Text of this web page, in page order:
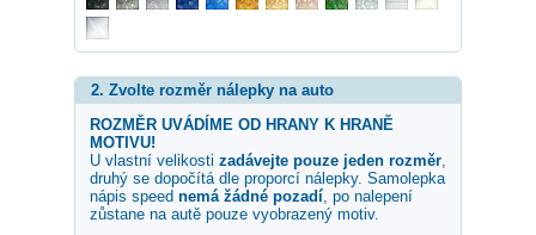
2. Zvolte rozměr nálepky na auto
ROZMĚR UVÁDÍME OD HRANY K HRANĚ
MOTIVU!
U vlastní velikosti zadávejte pouze jeden rozměr,
druhý se dopočítá dle proporcí nálepky. Samolepka
nápis speed nemá žádné pozadí, po nalepení
zůstane na autě pouze vyobrazený motiv.